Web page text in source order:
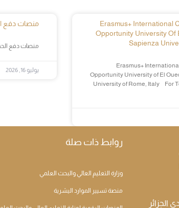
Erasmus+ International
Opportunity University Of
Sapienza
Erasmus+
Opportunity University of El
University of Rome, Italy For
منصات دفع
منصات دفع
يوليو 16, 2026
روابط ذات صلة
وزارة التعليم العالي والبحث العلمي
منصة تسيير الموارد اليشرية